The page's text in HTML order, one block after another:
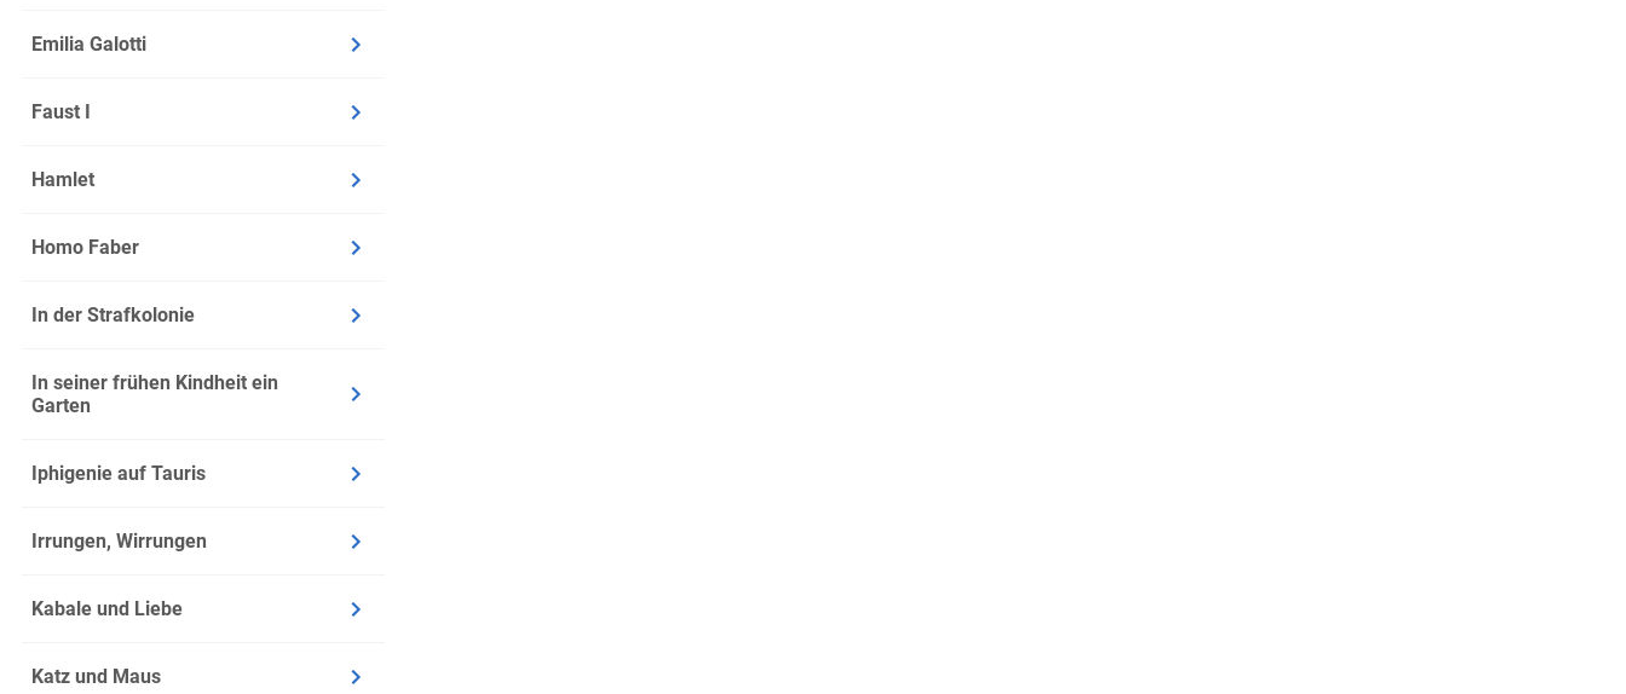
Emilia Galotti
Faust I
Hamlet
Homo Faber
In der Strafkolonie
In seiner frühen Kindheit ein
Garten
Iphigenie auf Tauris
Irrungen, Wirrungen
Kabale und Liebe
Katz und Maus